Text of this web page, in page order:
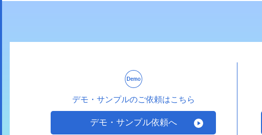
デモ・サンプルのご依頼はこちら
デモ・サンプル依頼へ